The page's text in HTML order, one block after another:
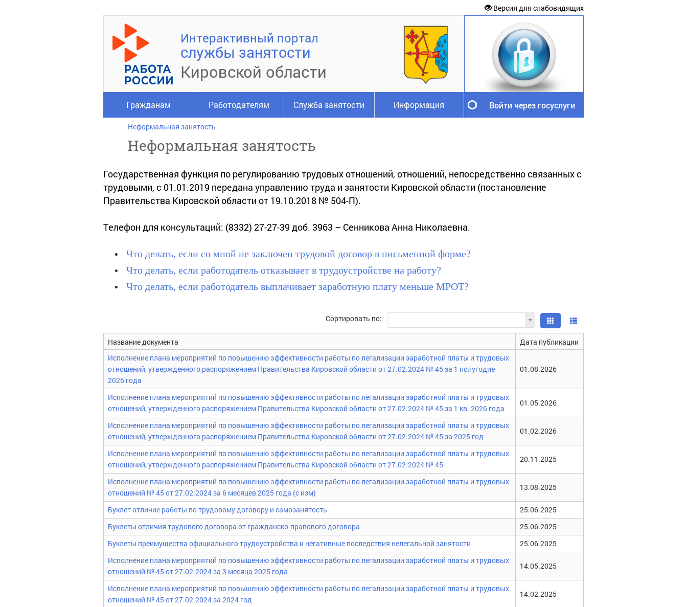
Версия для слабовидящих
Интерактивный портал
службы занятости
Кировской области
Гражданам Работодателям Служба занятости Информация Войти через госуслуги
Неформальная занятость
Неформальная занятость
Государственная функция по регулированию трудовых отношений, отношений, непосредственно связанных с
трудовыми, с 01.01.2019 передана управлению труда и занятости Кировской области (постановление
Правительства Кировской области от 19.10.2018 № 504-П).
Телефон для консультаций: (8332) 27-27-39 доб. 3963 – Сенникова Анна Николаевна.
Что делать, если со мной не заключен трудовой договор в письменной форме?
Что делать, если работодатель отказывает в трудоустройстве на работу?
Что делать, если работодатель выплачивает заработную плату меньше МРОТ?
Сортировать по:
Название документа
Дата публикации
Исполнение плана мероприятий по повышению эффективности работы по легализации заработной платы и трудовых
отношений, утвержденного распоряжением Правительства Кировской области от 27.02.2024 № 45 за 1 полугодие
2026 года
01.08.2026
Исполнение плана мероприятий по повышению эффективности работы по легализации заработной платы и трудовых
отношений, утвержденного распоряжением Правительства Кировской области от 27.02.2024 № 45 за 1 кв. 2026 года
01.05.2026
Исполнение плана мероприятий по повышению эффективности работы по легализации заработной платы и трудовых
отношений, утвержденного распоряжением Правительства Кировской области от 27.02.2024 № 45 за 2025 год
01.02.2026
Исполнение плана мероприятий по повышению эффективности работы по легализации заработной платы и трудовых
отношений, утвержденного распоряжением Правительства Кировской области от 27.02.2024 № 45
20.11.2025
Исполнение плана мероприятий по повышению эффективности работы по легализации заработной платы и трудовых
отношений № 45 от 27.02.2024 за 6 месяцев 2025 года (с изм)
13.08.2025
Буклет отличие работы по трудовому договору и самозанятость
25.06.2025
Буклеты отличия трудового договора от гражданско-правового договора
25.06.2025
Буклеты преимущества официального трудоустройства и негативные последствия нелегальной занятости
25.06.2025
Исполнение плана мероприятий по повышению эффективности работы по легализации заработной платы и трудовых
отношений № 45 от 27.02.2024 за 3 месяца 2025 года
14.05.2025
Исполнение плана мероприятий по повышению эффективности работы по легализации заработной платы и трудовых
отношений № 45 от 27.02.2024 за 2024 год
14.02.2025